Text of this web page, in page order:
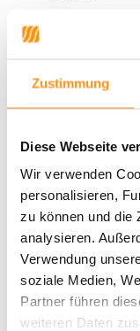
Zustimmung
Diese Webseite
Wir verwenden
personalisieren,
zu können und die
analysieren.
Verwendung
soziale Medien,
Partner führen
weiteren Daten
60x230 cm
Akzentstück.
Der Teppich
authentischen
Charme und
Perfekt für jedes
Ob im Wohnzimmer, Flur
sich mühelos